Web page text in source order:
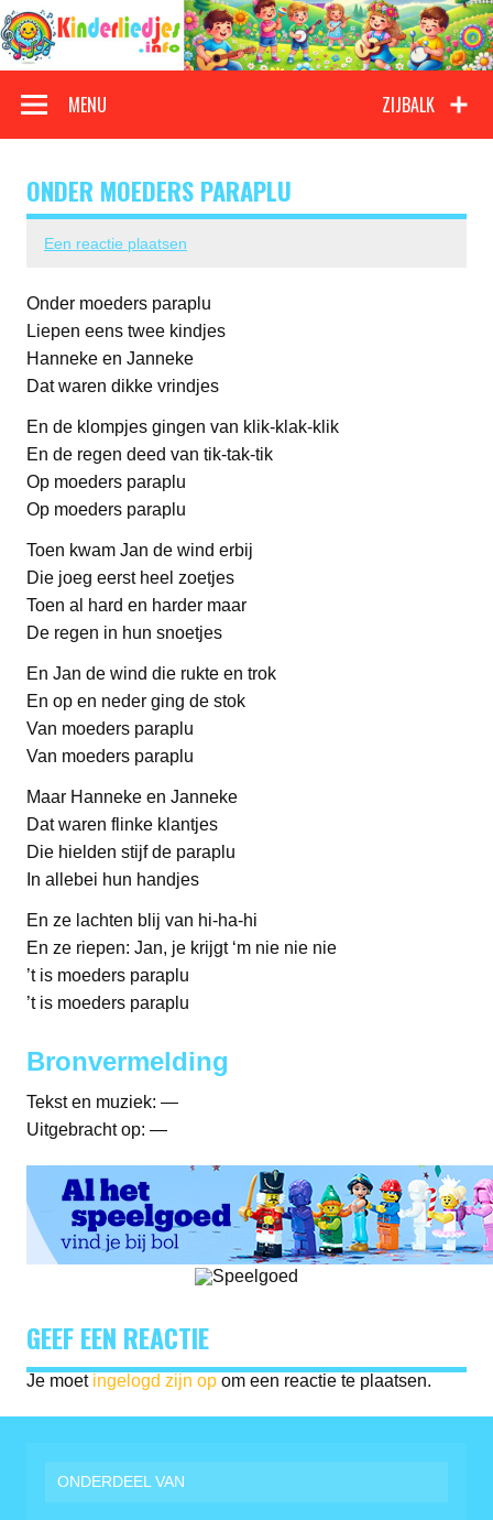
Doorgaan
naar
inhoud
Kinderliedjes
ZIJBALK
MENU
ONDER MOEDERS PARAPLU
Een reactie plaatsen
Onder moeders paraplu
Liepen eens twee kindjes
Hanneke en Janneke
Dat waren dikke vrindjes
En de klompjes gingen van klik-klak-klik
En de regen deed van tik-tak-tik
Op moeders paraplu
Op moeders paraplu
Toen kwam Jan de wind erbij
Die joeg eerst heel zoetjes
Toen al hard en harder maar
De regen in hun snoetjes
En Jan de wind die rukte en trok
En op en neder ging de stok
Van moeders paraplu
Van moeders paraplu
Maar Hanneke en Janneke
Dat waren flinke klantjes
Die hielden stijf de paraplu
In allebei hun handjes
En ze lachten blij van hi-ha-hi
En ze riepen: Jan, je krijgt ‘m nie nie nie
’t is moeders paraplu
’t is moeders paraplu
Bronvermelding
Tekst en muziek: —
Uitgebracht op: —
GEEF EEN REACTIE
Je moet ingelogd zijn op om een reactie te plaatsen.
ONDERDEEL VAN